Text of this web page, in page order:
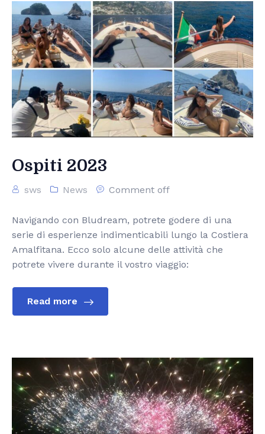
Ospiti 2023
sws News Comment off
Navigando con Bludream, potrete godere di una
serie di esperienze indimenticabili lungo la Costiera
Amalfitana. Ecco solo alcune delle attività che
potrete vivere durante il vostro viaggio:
Read more